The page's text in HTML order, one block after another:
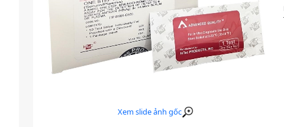
Xem slide ảnh gốc